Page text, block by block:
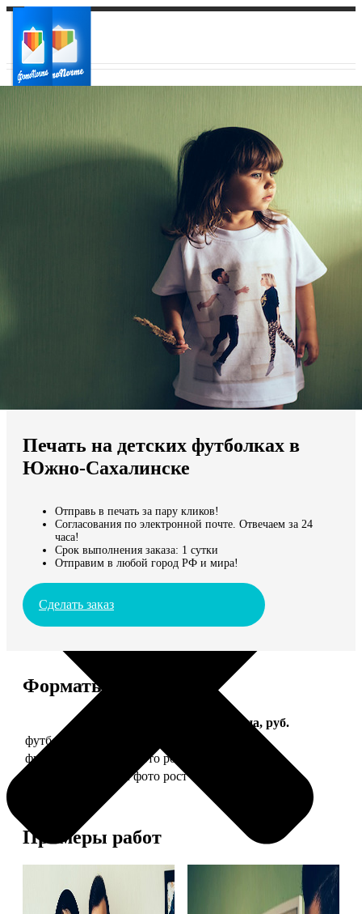
Ваш город:
Мы доставляем по всему миру
Продолжить без города
Печать на детских футболках в
Южно-Сахалинске
Отправь в печать за пару кликов!
Согласования по электронной почте. Отвечаем за 24
часа!
Срок выполнения заказа: 1 сутки
Отправим в любой город РФ и мира!
Сделать заказ
Форматы и цены
Цена, руб.
футболка детская с фото рост 118 см
футболка детская с фото рост 128 см
футболка детская с фото рост 134 см
Примеры работ